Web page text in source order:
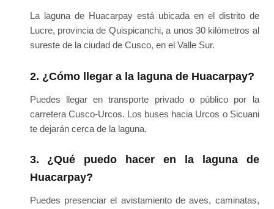
La laguna de Huacarpay está ubicada en el distrito de
Lucre, provincia de Quispicanchi, a unos 30 kilómetros al
sureste de la ciudad de Cusco, en el Valle Sur.
2. ¿Cómo llegar a la laguna de Huacarpay?
Puedes llegar en transporte privado o público por la
carretera Cusco-Urcos. Los buses hacia Urcos o Sicuani
te dejarán cerca de la laguna.
3. ¿Qué puedo hacer en la laguna de
Huacarpay?
Puedes presenciar el avistamiento de aves, caminatas,